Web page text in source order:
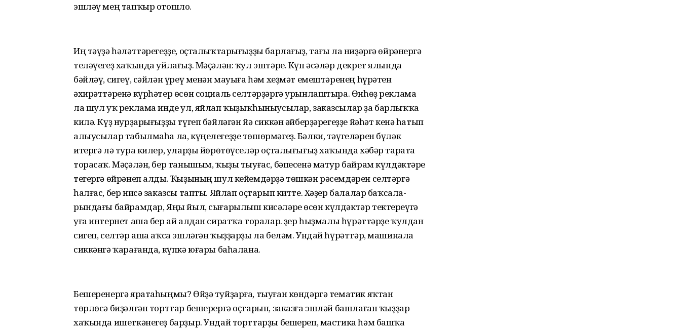
эшләү мең тапҡыр отошло.
Иң тәүҙә һәләттәрегеҙҙе, оҫталыҡ­тарығыҙҙы барлағыҙ, тағы ла ни­ҙәргә өйрәнергә
теләүегеҙ хаҡында уйлағыҙ. Мәҫәлән: ҡул эштәре. Күп әсәләр декрет ялында
бәйләү, сигеү, сәйлән үреү менән мауыға һәм хеҙмәт емештәренең һүрәтен
әхирәттәренә күрһәтер өсөн социаль селтәрҙәргә урынлаштыра. Өнһөҙ реклама
ла шул уҡ реклама инде ул, яйлап ҡыҙыҡһыныусылар, заказсылар ҙа барлыҡҡа
килә. Күҙ нурҙары­ғыҙҙы түгеп бәйләгән йә сиккән әйбер­ҙәрегеҙҙе йәһәт кенә һатып
алыусылар табылмаһа ла, күңелегеҙҙе төшөрмәгеҙ. Бәлки, тәүгеләрен бүләк
итергә лә тура килер, уларҙы йөрөтөү­селәр оҫталы­ғығыҙ хаҡында хәбәр тарата
торасаҡ. Мәҫәлән, бер танышым, ҡыҙы тыуғас, бәпесенә матур байрам күлдәктәре
тегергә өйрәнеп алды. Ҡыҙының шул кейемдәрҙә төш­кән рәсемдәрен селтәргә
һалғас, бер нисә заказсы тапты. Яйлап оҫтарып китте. Хәҙер балалар баҡсала­
рындағы байрамдар, Яңы йыл, сығарылыш кисә­ләре өсөн күлдәктәр тектереү­гә
уға интернет аша бер ай алдан сират­ҡа торалар. Әҙер һыҙмалы һүрәттәрҙе ҡулдан
сигеп, селтәр аша аҡса эшләгән ҡыҙҙарҙы ла беләм. Ундай һүрәттәр, машинала
сиккәнгә ҡарағанда, күпкә юғары баһалана.
Бешеренергә яратаһыңмы? Өйҙә туйҙарға, тыуған көндәргә тематик яҡ­тан
төрлөсә биҙәлгән торттар бешерергә оҫтарып, заказға эшләй башлаған ҡыҙҙар
хаҡында ишеткәнегеҙ барҙыр. Ундай торттарҙы бешереп, мастика һәм башҡа